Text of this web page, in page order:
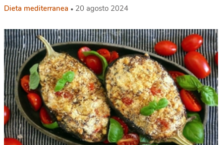
Dieta mediterranea 20 agosto 2024